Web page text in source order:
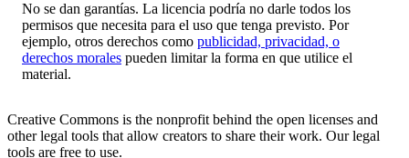
No se dan garantías. La licencia podría no darle todos los
permisos que necesita para el uso que tenga previsto. Por
ejemplo, otros derechos como publicidad, privacidad, o
derechos morales pueden limitar la forma en que utilice el
material.
Creative Commons is the nonprofit behind the open licenses and
other legal tools that allow creators to share their work. Our legal
tools are free to use.